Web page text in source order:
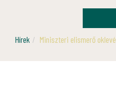
Hírek
Miniszteri elismerő